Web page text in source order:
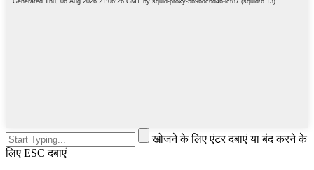
खोजने के लिए एंटर दबाएं या बंद करने के
लिए ESC दबाएं